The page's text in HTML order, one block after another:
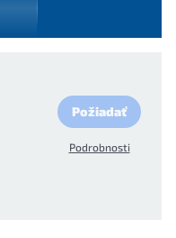
Požiadať
Podrobnosti